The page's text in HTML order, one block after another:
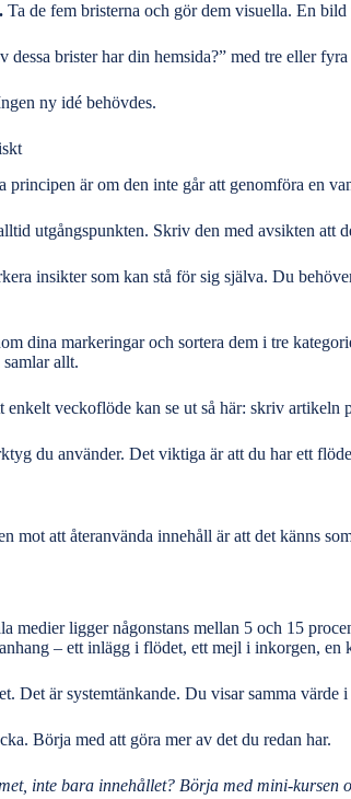
Ta de fem bristerna och gör dem visuella. En
dessa brister har din hemsida?” med tre eller
ny idé behövdes.
principen är om den inte går att genomföra en
utgångspunkten. Skriv den med avsikten att
insikter som kan stå för sig själva. Du
dina markeringar och sortera dem i tre
allt.
enkelt veckoflöde kan se ut så här: skriv
du använder. Det viktiga är att du har ett
mot att återanvända innehåll är att det känns
medier ligger någonstans mellan 5 och 15
– ett inlägg i flödet, ett mejl i inkorgen, en
Det är systemtänkande. Du visar samma
Börja med att göra mer av det du redan har.
inte bara innehållet? Börja med mini-kursen